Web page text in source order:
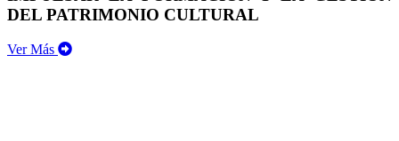
DEL PATRIMONIO CULTURAL
Ver Más